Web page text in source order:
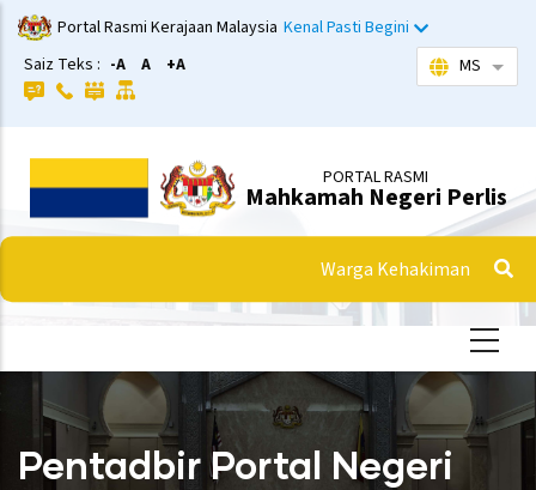
Langkau
ke
kandungan
utama
Portal Rasmi Kerajaan Malaysia Kenal Pasti Begini
Saiz Teks : -A A +A MS
PORTAL RASMI
Mahkamah Negeri Perlis
Warga Kehakiman
Pentadbir Portal Negeri